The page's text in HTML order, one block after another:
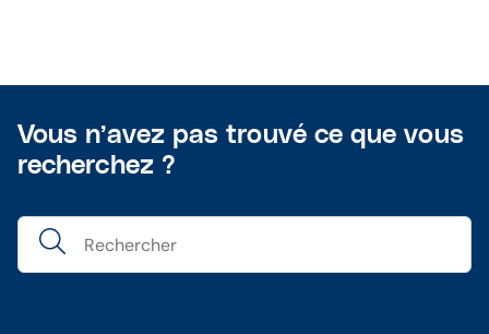
Vous n’avez pas trouvé ce que vous
recherchez ?